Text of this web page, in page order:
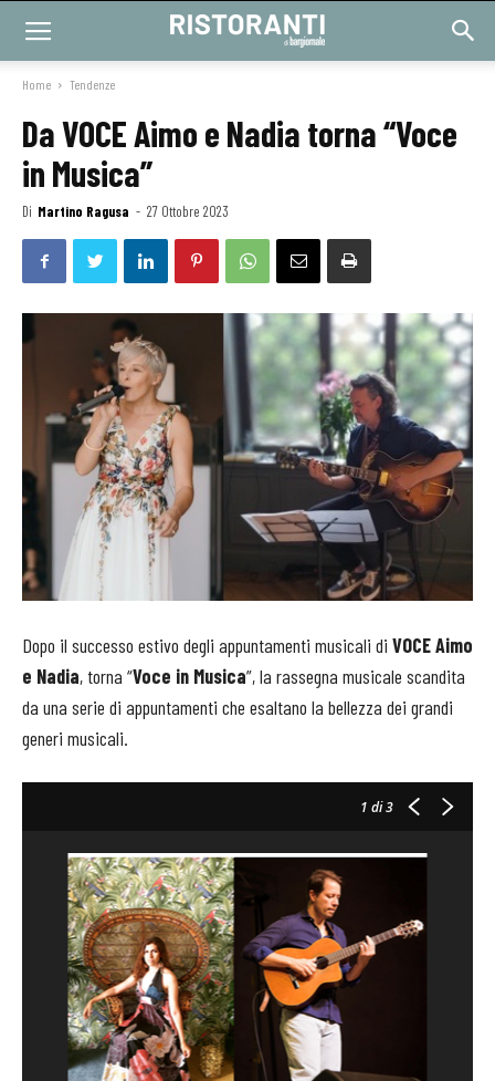
Home Tendenze
Da VOCE Aimo e Nadia torna “Voce
in Musica”
Di Martino Ragusa - 27 Ottobre 2023
Dopo il successo estivo degli appuntamenti musicali di VOCE Aimo
e Nadia, torna “Voce in Musica”, la rassegna musicale scandita
da una serie di appuntamenti che esaltano la bellezza dei grandi
generi musicali.
1 di 3